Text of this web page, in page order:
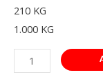
210 KG
1.000 KG